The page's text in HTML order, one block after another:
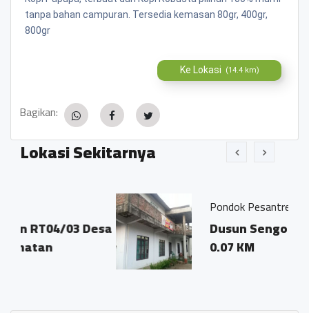
tanpa bahan campuran. Tersedia kemasan 80gr, 400gr,
800gr
Ke Lokasi (14.4 km)
Bagikan:
Lokasi Sekitarnya
Desa
Pondok Pesantren Al Asyrof
Dusun Sengon Desa Trasan
0.07 KM